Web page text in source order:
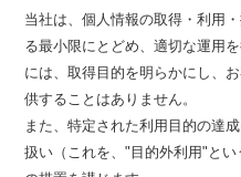
当社は、個人情報の取得・利用
る最小限にとどめ、適切な運用
には、取得目的を明らかにし、
供することはありません。
また、特定された利用目的の達
扱い（これを、"目的外利用"と